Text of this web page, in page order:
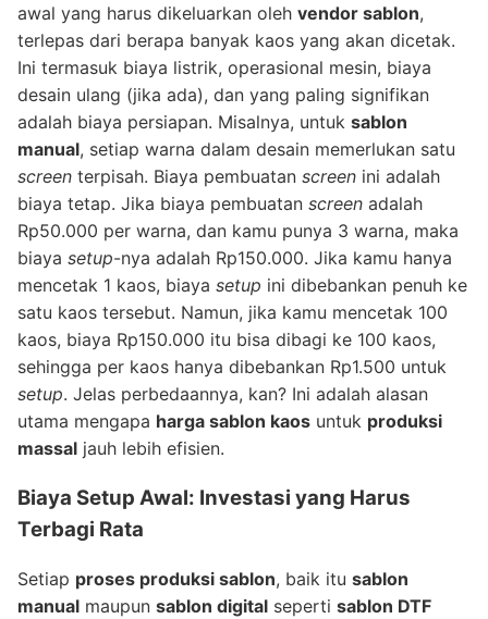
awal yang harus dikeluarkan oleh vendor sablon,
terlepas dari berapa banyak kaos yang akan dicetak.
Ini termasuk biaya listrik, operasional mesin, biaya
desain ulang (jika ada), dan yang paling signifikan
adalah biaya persiapan. Misalnya, untuk sablon
manual, setiap warna dalam desain memerlukan satu
screen terpisah. Biaya pembuatan screen ini adalah
biaya tetap. Jika biaya pembuatan screen adalah
Rp50.000 per warna, dan kamu punya 3 warna, maka
biaya setup-nya adalah Rp150.000. Jika kamu hanya
mencetak 1 kaos, biaya setup ini dibebankan penuh ke
satu kaos tersebut. Namun, jika kamu mencetak 100
kaos, biaya Rp150.000 itu bisa dibagi ke 100 kaos,
sehingga per kaos hanya dibebankan Rp1.500 untuk
setup. Jelas perbedaannya, kan? Ini adalah alasan
utama mengapa harga sablon kaos untuk produksi
massal jauh lebih efisien.
Biaya Setup Awal: Investasi yang Harus
Terbagi Rata
Setiap proses produksi sablon, baik itu sablon
manual maupun sablon digital seperti sablon DTF